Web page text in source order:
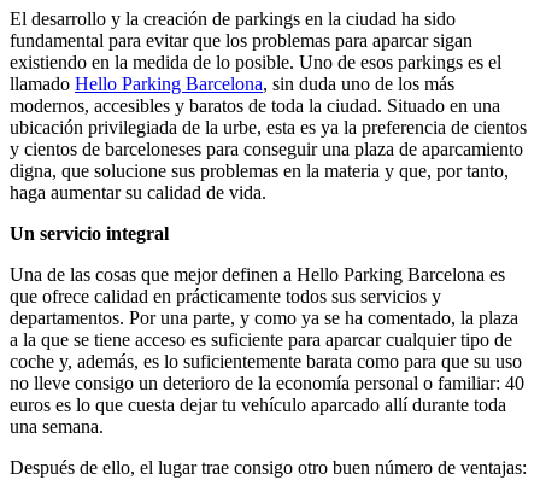
El desarrollo y la creación de parkings en la ciudad ha sido
fundamental para evitar que los problemas para aparcar sigan
existiendo en la medida de lo posible. Uno de esos parkings es el
llamado Hello Parking Barcelona, sin duda uno de los más
modernos, accesibles y baratos de toda la ciudad. Situado en una
ubicación privilegiada de la urbe, esta es ya la preferencia de cientos
y cientos de barceloneses para conseguir una plaza de aparcamiento
digna, que solucione sus problemas en la materia y que, por tanto,
haga aumentar su calidad de vida.
Un servicio integral
Una de las cosas que mejor definen a Hello Parking Barcelona es
que ofrece calidad en prácticamente todos sus servicios y
departamentos. Por una parte, y como ya se ha comentado, la plaza
a la que se tiene acceso es suficiente para aparcar cualquier tipo de
coche y, además, es lo suficientemente barata como para que su uso
no lleve consigo un deterioro de la economía personal o familiar: 40
euros es lo que cuesta dejar tu vehículo aparcado allí durante toda
una semana.
Después de ello, el lugar trae consigo otro buen número de ventajas: